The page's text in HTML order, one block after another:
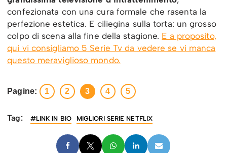
confezionata con una cura formale che rasenta la
perfezione estetica. E ciliegina sulla torta: un grosso
colpo di scena alla fine della stagione. E a proposito,
qui vi consigliamo 5 Serie Tv da vedere se vi manca
questo meraviglioso mondo.
Pagine: 1 2 3 4 5
Tag: #LINK IN BIO MIGLIORI SERIE NETFLIX